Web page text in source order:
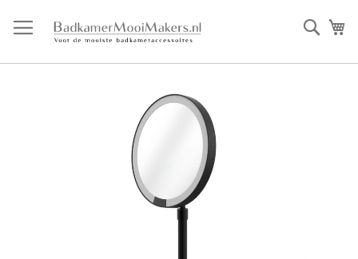
direct
door